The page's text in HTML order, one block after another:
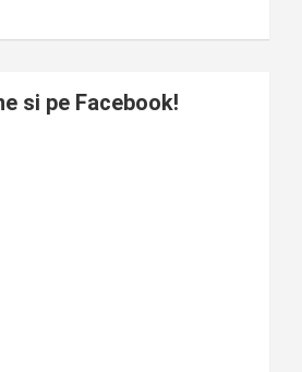
si pe Facebook!